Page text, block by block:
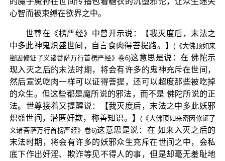
心智而被束缚在欲界之中。
世尊在《楞严经》中曾开示说：【我灭度后，末法之
中多此神鬼炽盛世间，自言食肉得菩提路。】(《大佛顶如来
密因修证了义诸菩萨万行首楞严经》卷6)这意思是说：在 佛陀示
现入灭之后的末法时期，将会有许多的鬼神充斥在世间，
然后宣说吃肉一样可以证得菩提，还可以超度那些被吃掉
的众生。但这些都是魔所说的邪法，而不是 佛陀所说的正
法。世尊接着又提醒说：【我灭度后，末法之中多此妖邪
炽盛世间，潜匿奸欺，称善知识。】(《大佛顶如来密因修证了
义诸菩萨万行首楞严经》卷6)这意思是说：在 如来入灭之后的
末法时期，将会有许多的妖邪众生充斥在世间之中，会私
底下作出奸淫、欺诈等见不得人的事，但是却毫无羞耻地